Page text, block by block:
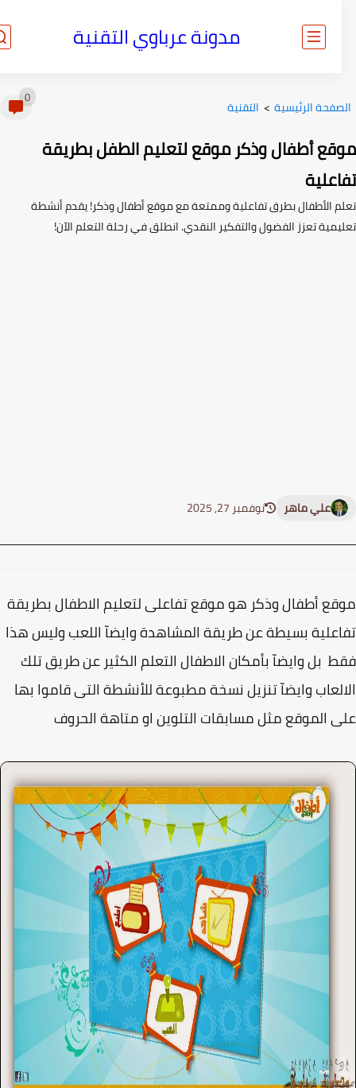
مدونة عرباوي التقنية
الرئيسية> التقنية
أطفال وذكر موقع لتعليم الطفل بطريقة
الأطفال بطرق تفاعلية وممتعة مع موقع أطفال وذكر! يقدم أنشطة
تعزز الفضول والتفكير النقدي. انطلق في رحلة التعلم الآن!
علي ماهر نوفمبر 27, 2025
أطفال وذكر هو موقع تفاعلى لتعليم الاطفال بطريقة
بسيطة عن طريقة المشاهدة وايضآ اللعب وليس هذا
بل وايضآ بأمكان الاطفال التعلم الكثير عن طريق تلك
وايضآ تنزيل نسخة مطبوعة للأنشطة التى قاموا بها
الموقع مثل مسابقات التلوين او متاهة الحروف